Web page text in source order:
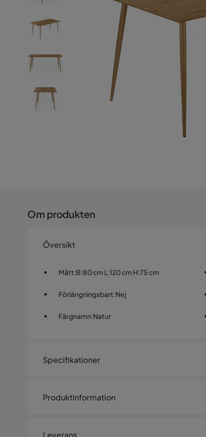
Om produkten
Översikt
Mått:B:80 cm L:120 cm H:75 cm
Förlängningsbart:Nej
Färgnamn:Natur
Specifikationer
Storlek
Produktinformation
Leverans